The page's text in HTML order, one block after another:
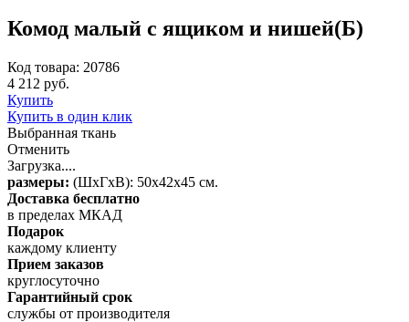
Комод малый с ящиком и нишей(Б)
Код товара: 20786
4 212 руб.
Купить
Купить в один клик
Выбранная ткань
Отменить
Загрузка....
размеры: (ШхГхВ): 50х42х45 см.
Доставка бесплатно
в пределах МКАД
Подарок
каждому клиенту
Прием заказов
круглосуточно
Гарантийный срок
службы от производителя